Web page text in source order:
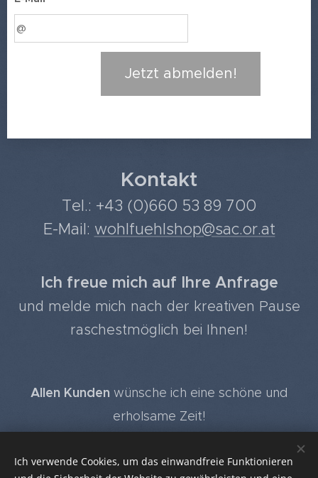
Jetzt abmelden!
Kontakt
Tel.: +43 (0)660 53 89 700
E-Mail: wohlfuehlshop@sac.or.at
Ich freue mich auf Ihre Anfrage
und melde mich nach der kreativen Pause
raschestmöglich bei Ihnen!
Allen Kunden wünsche ich eine schöne und
erholsame Zeit!
Newsletteran und Sie erfahren die Neuigkeiten
Ich verwende Cookies, um das einwandfreie Funktionieren